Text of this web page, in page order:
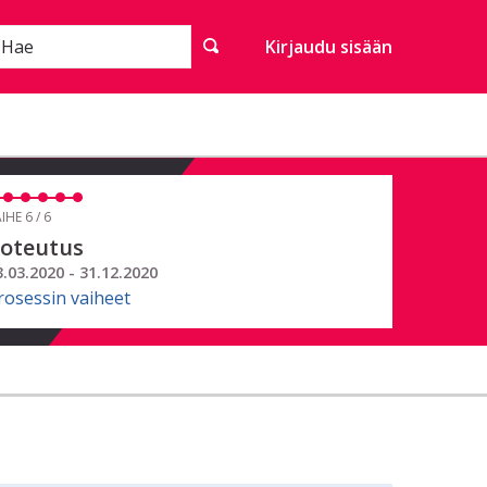
Kirjaudu sisään
6 / 6
- 31.12.2020
vaiheet